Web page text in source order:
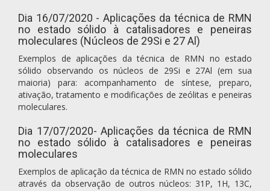
Dia 16/07/2020 - Aplicações da técnica de RMN
no estado sólido à catalisadores e peneiras
moleculares (Núcleos de 29Si e 27 Al)
Exemplos de aplicações da técnica de RMN no estado
sólido observando os núcleos de 29Si e 27Al (em sua
maioria) para: acompanhamento de síntese, preparo,
ativação, tratamento e modificações de zeólitas e peneiras
moleculares.
Dia 17/07/2020- Aplicações da técnica de RMN
no estado sólido à catalisadores e peneiras
moleculares
Exemplos de aplicação da técnica de RMN no estado sólido
através da observação de outros núcleos: 31P, 1H, 13C,